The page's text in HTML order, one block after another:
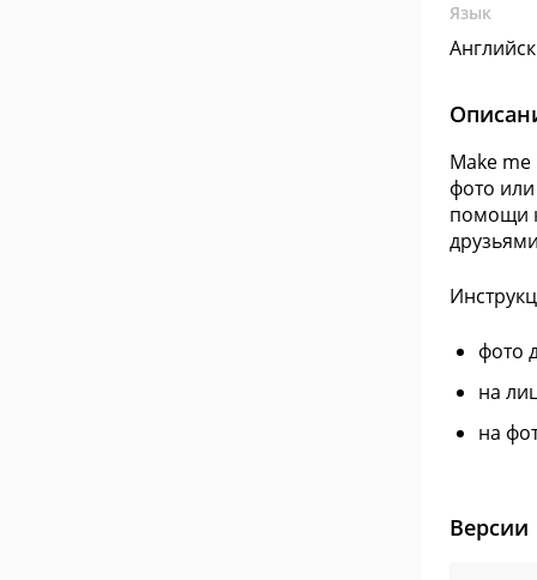
Язык
Make me
фото
помощи
фото
на
на
Версии